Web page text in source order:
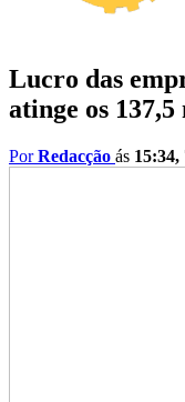
Lucro das
atinge os
PorRedacção ás 15:34,